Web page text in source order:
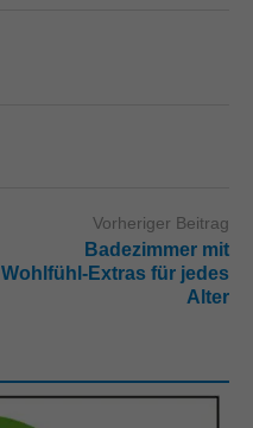
Vorheriger Beitrag
Badezimmer mit
Wohlfühl-Extras für jedes
Alter